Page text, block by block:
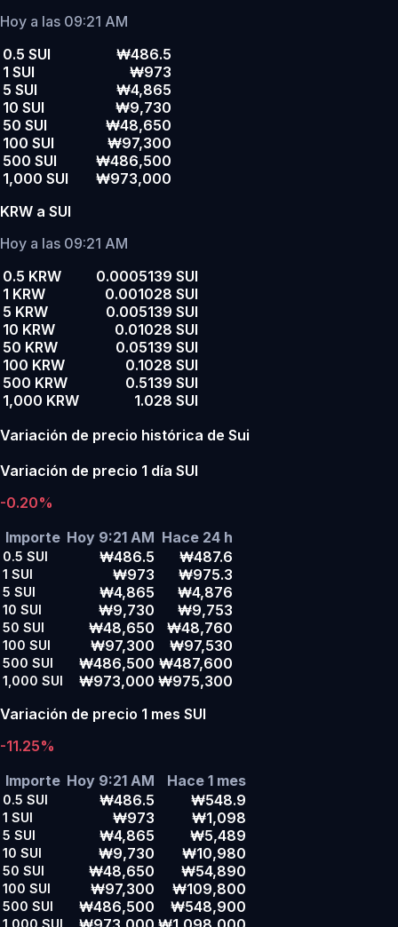
Hoy a las 09:21 AM
0.5 SUI
₩486.5
1 SUI
₩973
5 SUI
₩4,865
10 SUI
₩9,730
50 SUI
₩48,650
100 SUI
₩97,300
500 SUI
₩486,500
1,000 SUI
₩973,000
KRW a SUI
Hoy a las 09:21 AM
0.5 KRW
0.0005139 SUI
1 KRW
0.001028 SUI
5 KRW
0.005139 SUI
10 KRW
0.01028 SUI
50 KRW
0.05139 SUI
100 KRW
0.1028 SUI
500 KRW
0.5139 SUI
1,000 KRW
1.028 SUI
Variación de precio histórica de Sui
Variación de precio 1 día SUI
-0.20%
Importe Hoy 9:21 AM Hace 24 h
0.5 SUI ₩486.5 ₩487.6
1 SUI ₩973 ₩975.3
5 SUI ₩4,865 ₩4,876
10 SUI ₩9,730 ₩9,753
50 SUI ₩48,650 ₩48,760
100 SUI ₩97,300 ₩97,530
500 SUI ₩486,500 ₩487,600
1,000 SUI ₩973,000 ₩975,300
Variación de precio 1 mes SUI
-11.25%
Importe Hoy 9:21 AM Hace 1 mes
0.5 SUI ₩486.5 ₩548.9
1 SUI ₩973 ₩1,098
5 SUI ₩4,865 ₩5,489
10 SUI ₩9,730 ₩10,980
50 SUI ₩48,650 ₩54,890
100 SUI ₩97,300 ₩109,800
500 SUI ₩486,500 ₩548,900
1,000 SUI